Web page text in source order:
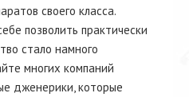
своего класса.
позволить практически
стало намного
многих компаний
дженерики, которые